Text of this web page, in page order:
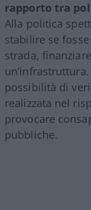
rapporto tra
Alla politica
stabilire se
strada,
possibilità di
realizzata nel
provocare
pubbliche.